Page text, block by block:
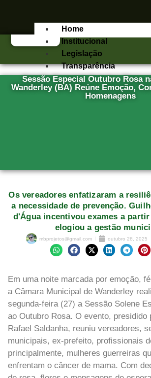
Home
Institucional
Legislação
Transparência
e-SIC
Sessão Especial Outubro Rosa
Wanderley (BA) Reúne Emoção,
Homenagens
Os vereadores enfatizaram a
a necessidade de prevenção.
d'Água incentivou exames a
elogiou a gestão
mbprojetos@gmail.com outubro 28, 2025
Em uma noite marcada por emoção,
a Câmara Municipal de Wanderley
segunda-feira (27) a Sessão Solene
ao Outubro Rosa. O evento, presidido
Rafael Saldanha, reuniu vereadores,
municipais, ex-prefeito, profissionais
principalmente, mulheres guerreiras
enfrentam o câncer de mama. Com